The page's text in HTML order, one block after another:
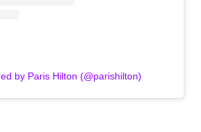
by Paris Hilton (@parishilton)